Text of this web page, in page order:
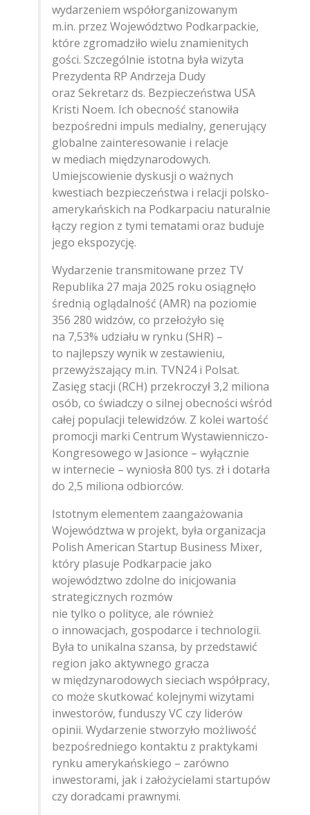
wydarzeniem współorganizowanym
m.in. przez Województwo Podkarpackie,
które zgromadziło wielu znamienitych
gości. Szczególnie istotna była wizyta
Prezydenta RP Andrzeja Dudy
oraz Sekretarz ds. Bezpieczeństwa USA
Kristi Noem. Ich obecność stanowiła
bezpośredni impuls medialny, generujący
globalne zainteresowanie i relacje
w mediach międzynarodowych.
Umiejscowienie dyskusji o ważnych
kwestiach bezpieczeństwa i relacji polsko-
amerykańskich na Podkarpaciu naturalnie
łączy region z tymi tematami oraz buduje
jego ekspozycję.
Wydarzenie transmitowane przez TV
Republika 27 maja 2025 roku osiągnęło
średnią oglądalność (AMR) na poziomie
356 280 widzów, co przełożyło się
na 7,53% udziału w rynku (SHR) –
to najlepszy wynik w zestawieniu,
przewyższający m.in. TVN24 i Polsat.
Zasięg stacji (RCH) przekroczył 3,2 miliona
osób, co świadczy o silnej obecności wśród
całej populacji telewidzów. Z kolei wartość
promocji marki Centrum Wystawienniczo-
Kongresowego w Jasionce – wyłącznie
w internecie – wyniosła 800 tys. zł i dotarła
do 2,5 miliona odbiorców.
Istotnym elementem zaangażowania
Województwa w projekt, była organizacja
Polish American Startup Business Mixer,
który plasuje Podkarpacie jako
województwo zdolne do inicjowania
strategicznych rozmów
nie tylko o polityce, ale również
o innowacjach, gospodarce i technologii.
Była to unikalna szansa, by przedstawić
region jako aktywnego gracza
w międzynarodowych sieciach współpracy,
co może skutkować kolejnymi wizytami
inwestorów, funduszy VC czy liderów
opinii. Wydarzenie stworzyło możliwość
bezpośredniego kontaktu z praktykami
rynku amerykańskiego – zarówno
inwestorami, jak i założycielami startupów
czy doradcami prawnymi.